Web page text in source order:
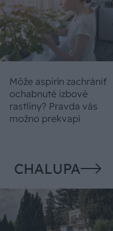
Môže aspirín zachrániť
ochabnuté izbové
rastliny? Pravda vás
možno prekvapí
CHALUPA